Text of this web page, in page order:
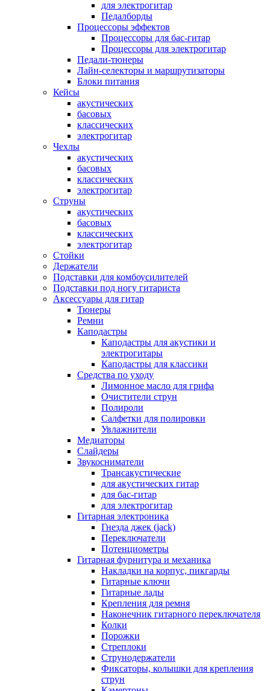
для электрогитар
Педалборды
Процессоры эффектов
Процессоры для бас-гитар
Процессоры для электрогитар
Педали-тюнеры
Лайн-селекторы и маршрутизаторы
Блоки питания
Кейсы
акустических
басовых
классических
электрогитар
Чехлы
акустических
басовых
классических
электрогитар
Струны
акустических
басовых
классических
электрогитар
Стойки
Держатели
Подставки для комбоусилителей
Подставки под ногу гитариста
Аксессуары для гитар
Тюнеры
Ремни
Каподастры
Каподастры для акустики и
электрогитары
Каподастры для классики
Средства по уходу
Лимонное масло для грифа
Очистители струн
Полироли
Салфетки для полировки
Увлажнители
Медиаторы
Слайдеры
Звукосниматели
Трансакустические
для акустических гитар
для бас-гитар
для электрогитар
Гитарная электроника
Гнезда джек (jack)
Переключатели
Потенциометры
Гитарная фурнитура и механика
Накладки на корпус, пикгарды
Гитарные ключи
Гитарные лады
Крепления для ремня
Наконечник гитарного переключателя
Колки
Порожки
Стреплоки
Струнодержатели
Фиксаторы, колышки для крепления
струн